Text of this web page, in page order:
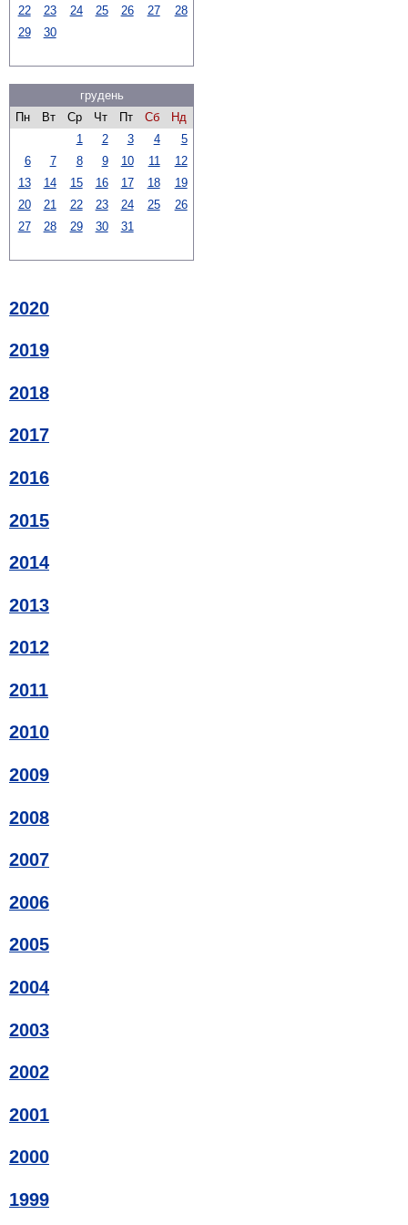
22 23 24 25 26 27
28
29
30
грудень
Пн
Вт Ср Чт Пт Сб
Нд
1
2 3 4
5
6
7 8 9 10 11
12
13
14 15 16 17 18
19
20
21 22 23 24 25
26
27
28 29 30 31
2020
2019
2018
2017
2016
2015
2014
2013
2012
2011
2010
2009
2008
2007
2006
2005
2004
2003
2002
2001
2000
1999